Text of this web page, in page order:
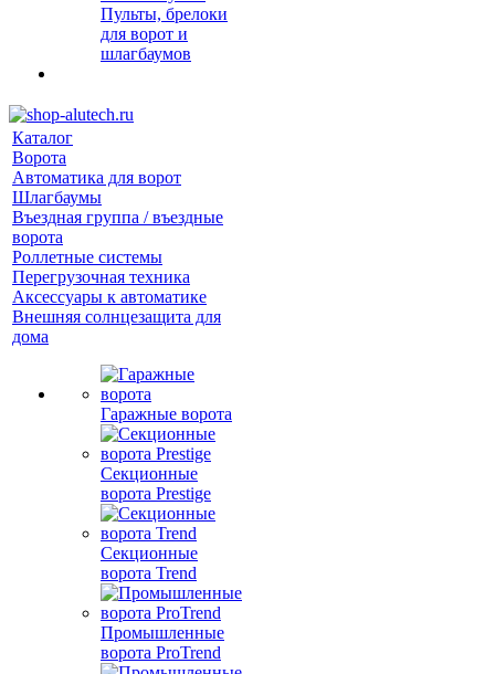
Пульты, брелоки
для ворот и
шлагбаумов
Каталог
Ворота
Автоматика для ворот
Шлагбаумы
Въездная группа / въездные
ворота
Роллетные системы
Перегрузочная техника
Аксессуары к автоматике
Внешняя солнцезащита для
дома
Гаражные ворота
Секционные
ворота Prestige
Секционные
ворота Trend
Промышленные
ворота ProTrend